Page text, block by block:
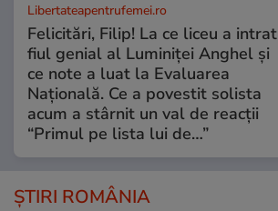
Libertateapentrufemei.ro
Felicitări, Filip! La ce liceu a intrat
fiul genial al Luminiței Anghel și
ce note a luat la Evaluarea
Națională. Ce a povestit solista
acum a stârnit un val de reacții
“Primul pe lista lui de…”
ȘTIRI ROMÂNIA